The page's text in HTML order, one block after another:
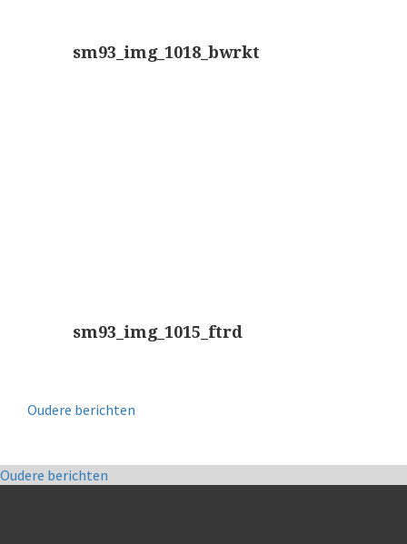
sm93_img_1018_bwrkt
sm93_img_1015_ftrd
Oudere berichten
Berichtennavigatie
Oudere berichten